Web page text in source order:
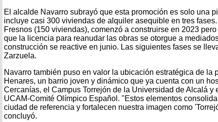
El alcalde Navarro subrayó que esta promoción es solo una
incluye casi 300 viviendas de alquiler asequible en tres
Fresnos (150 viviendas), comenzó a construirse en 2023
que la licencia para reanudar las obras se otorgue a
construcción se reactive en junio. Las siguientes fases se
Zarzuela.
Navarro también puso en valor la ubicación estratégica de la
Henares, un barrio joven y dinámico que ya cuenta con un
Cercanías, el Campus Torrejón de la Universidad de Alcalá y
UCAM-Comité Olímpico Español. "Estos elementos
ciudad de referencia y fortalecen nuestra imagen como
concluyó.